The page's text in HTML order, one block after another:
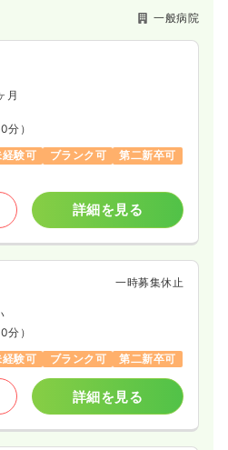
南側は相模湾に面しているため、
、療養生活を送るのに極めて快適
ーズに応えるために、急性期医療
院としての機能も備えて地域医療
一般病院
月
分）
験可 ブランク可
第二新卒可
詳細を見る
一時募集休止
分）
験可 ブランク可 第二新卒可
詳細を見る